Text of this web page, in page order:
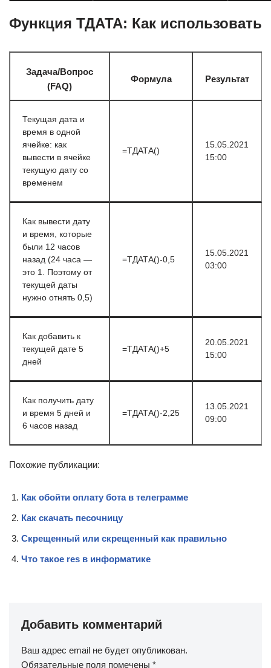
Функция ТДАТА: Как использовать
Задача/Вопрос
(FAQ)
Формула Результат
Текущая дата и
время в одной
ячейке: как
вывести в ячейке
текущую дату со
временем
=ТДАТА()
15.05.2021
15:00
Как вывести дату
и время, которые
были 12 часов
назад (24 часа —
это 1. Поэтому от
текущей даты
нужно отнять 0,5)
=ТДАТА()-0,5
15.05.2021
03:00
Как добавить к
текущей дате 5
дней
=ТДАТА()+5
20.05.2021
15:00
Как получить дату
и время 5 дней и
6 часов назад
=ТДАТА()-2,25
13.05.2021
09:00
Похожие публикации:
Как обойти оплату бота в телеграмме
Как скачать песочницу
Скрещенный или скрещенный как правильно
Что такое res в информатике
Добавить комментарий
Ваш адрес email не будет опубликован.
Обязательные поля помечены *